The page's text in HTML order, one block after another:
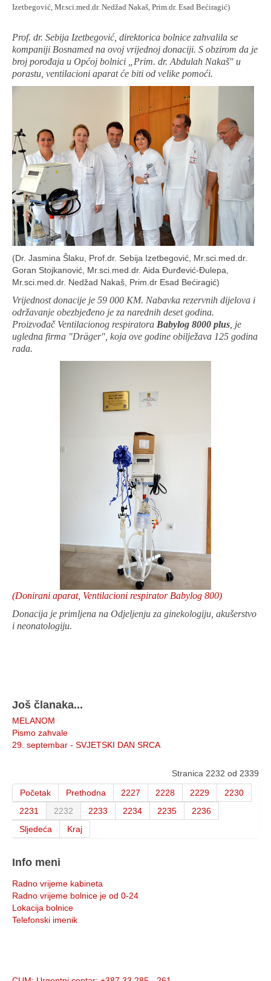
Izetbegović, Mr.sci.med.dr. Nedžad Nakaš, Prim.dr. Esad Bećiragić)
Prof. dr. Sebija Izetbegović, direktorica bolnice zahvalila se
kompaniji Bosnamed na ovoj vrijednoj donaciji. S obzirom da je
broj porođaja u Općoj bolnici „Prim. dr. Abdulah Nakaš" u
porastu, ventilacioni aparat će biti od velike pomoći.
(Dr. Jasmina Šlaku, Prof.dr. Sebija Izetbegović, Mr.sci.med.dr.
Goran Stojkanović, Mr.sci.med.dr. Aida Đurđević-Đulepa,
Mr.sci.med.dr. Nedžad Nakaš, Prim.dr Esad Bećiragić)
Vrijednost donacije je 59 000 KM. Nabavka rezervnih dijelova i
održavanje obezbjeđeno je za narednih deset godina.
Proizvođač Ventilacionog respiratora Babylog 8000 plus , je
ugledna firma "Dräger" , koja ove godine obilježava 125 godina
rada.
(Donirani aparat, Ventilacioni respirator Babylog 800)
Donacija je primljena na Odjeljenju za ginekologiju, akušerstvo
i neonatologiju.
Još članaka...
MELANOM
Pismo zahvale
29. septembar - SVJETSKI DAN SRCA
Stranica 2232 od 2339
Početak
Prethodna 2227 2228 2229
2230
2231
2232 2233 2234 2235
2236
Sljedeća
Kraj
Info meni
Radno vrijeme kabineta
Radno vrijeme bolnice je od 0-24
Lokacija bolnice
Telefonski imenik